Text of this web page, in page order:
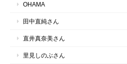
OHAMA
田中直純さん
直井真奈美さん
里見しのぶさん